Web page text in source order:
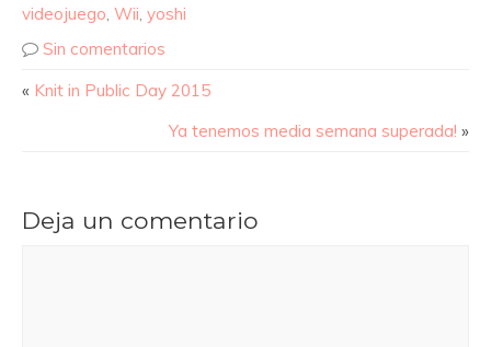
videojuego Wii yoshi
Sin comentarios
« Knit in Public Day 2015
Ya tenemos media semana superada! »
Deja un comentario